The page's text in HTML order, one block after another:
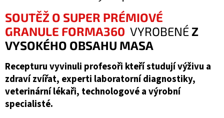
SOUTĚŽ O SUPER PRÉMIOVÉ
GRANULE FORMA360 VYROBENÉZ
VYSOKÉHO OBSAHU MASA
Recepturu vyvinuli profesoři kteří studují výživu a
zdraví zvířat, experti laboratorní diagnostiky,
veterinární lékaři, technologové a výrobní
specialisté.